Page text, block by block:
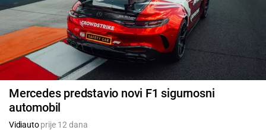
Mercedes predstavio novi F1 sigurnosni
automobil
Vidiautoprije 12 dana